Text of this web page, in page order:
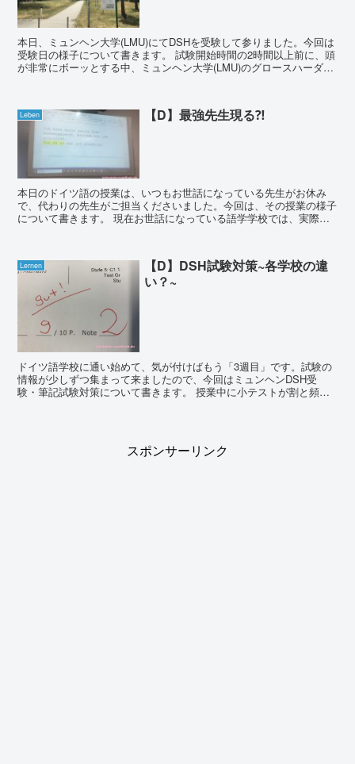
本日、ミュンヘン大学(LMU)にてDSHを受験して参りました。今回は
受験日の様子について書きます。 試験開始時間の2時間以上前に、頭
が非常にボーッとする中、ミュンヘン大学(LMU)のグロースハーダー
Leben 【D】最強先生現る⁈
本日のドイツ語の授業は、いつもお世話になっている先生がお休み
で、代わりの先生がご担当くださいました。今回は、その授業の様子
について書きます。 現在お世話になっている語学学校では、実際に
Lernen
【D】DSH試験対策~各学校の違
い？~
ドイツ語学校に通い始めて、気が付けばもう「3週目」です。試験の
情報が少しずつ集まって来ましたので、今回はミュンヘンDSH受
験・筆記試験対策について書きます。 授業中に小テストが割と頻繁
スポンサーリンク